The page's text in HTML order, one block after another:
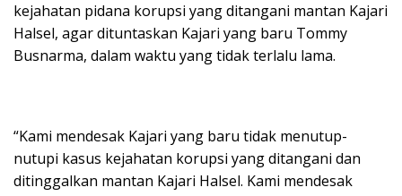
kejahatan pidana korupsi yang ditangani mantan Kajari
Halsel, agar dituntaskan Kajari yang baru Tommy
Busnarma, dalam waktu yang tidak terlalu lama.
“Kami mendesak Kajari yang baru tidak menutup-
nutupi kasus kejahatan korupsi yang ditangani dan
ditinggalkan mantan Kajari Halsel. Kami mendesak